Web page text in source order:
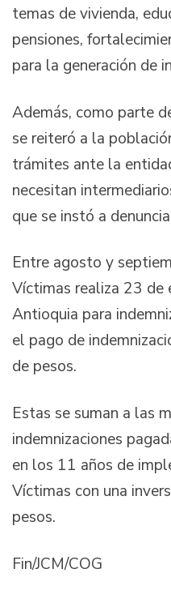
temas de vivienda,
pensiones,
para la generación de
Además, como parte
se reiteró a la
trámites ante la
necesitan
que se instó a
Entre agosto y
Víctimas realiza 23 de
Antioquia para
el pago de
de pesos.
Estas se suman a las
indemnizaciones
en los 11 años de
Víctimas con una
pesos.
Fin/JCM/COG